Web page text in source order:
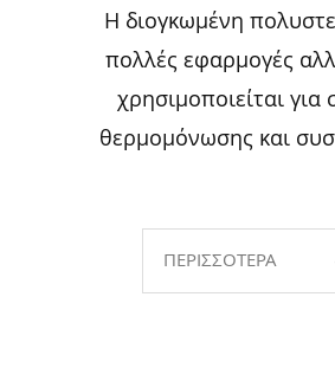
Η διογκωμένη
πολλές εφαρμογές
χρησιμοποιείται για
θερμομόνωσης και
ΠΕΡΙΣΣΟΤΕΡΑ